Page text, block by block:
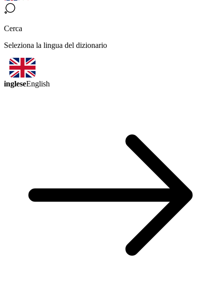
Cerca
Seleziona la lingua del dizionario
ingleseEnglish